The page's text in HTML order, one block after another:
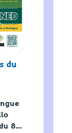
du
8…